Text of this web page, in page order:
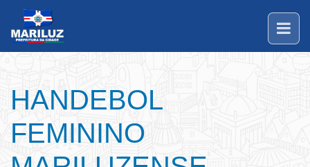
HANDEBOL
FEMININO